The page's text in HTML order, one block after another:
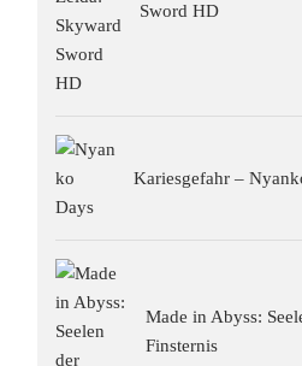
Sword HD
Kariesgefahr –
Made in Abyss:
Finsternis